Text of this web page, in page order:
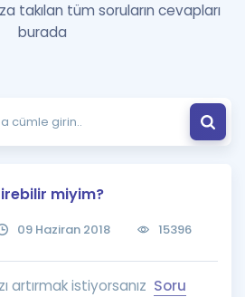
Hatırlamıyorum
İngilizce Gramer
takılan tüm soruların cevapları
burada
miyim?
09 Haziran 2018 15396
artırmak istiyorsanız Soru